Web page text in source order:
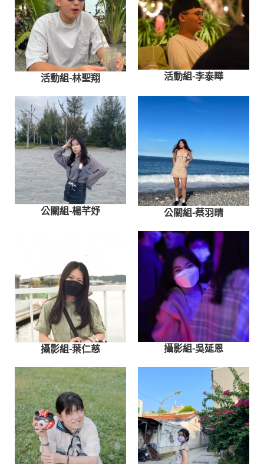
活動組-林聖翔 活動組-李泰曄
公關組-楊芊妤 公關組-蔡羽晴
攝影組-葉仁慈 攝影組-吳延恩